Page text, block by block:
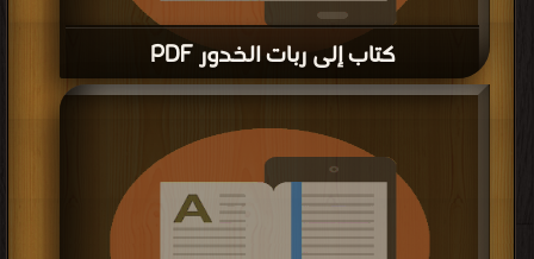
قراءة و تحميل كتاب كتاب رسالة حقيقة الحِجاب والغيرة على الأعراض PDF مجانا |
مكتبة >كتب في مجاني | التحميل : مرة/مرات
كتاب صلاح البيوت في جهد الرسول صلى
كتب في حمل مجانا| التحميل : مرة/مرات